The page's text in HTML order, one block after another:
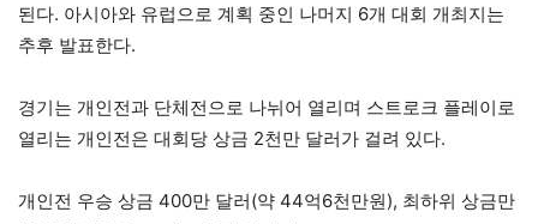
된다. 아시아와 유럽으로 계획 중인 나머지 6개 대회 개최지는
추후 발표한다.
경기는 개인전과 단체전으로 나뉘어 열리며 스트로크 플레이로
열리는 개인전은 대회당 상금 2천만 달러가 걸려 있다.
개인전 우승 상금 400만 달러(약 44억6천만원), 최하위 상금만